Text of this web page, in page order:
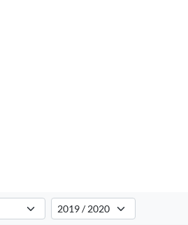
Saison auswählen